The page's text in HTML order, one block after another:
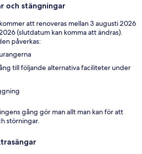
och stängningar
att renoveras mellan 3 augusti 2026
(slutdatum kan komma att ändras).
påverkas:
till följande alternativa faciliteter under
gång gör man allt man kan för att
störningar.